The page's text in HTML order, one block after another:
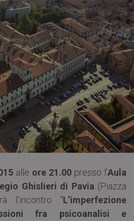
alle ore 21.00 presso l’Aula
Ghislieri di Pavia (Piazza
l’incontro “L’imperfezione
fra psicoanalisi e